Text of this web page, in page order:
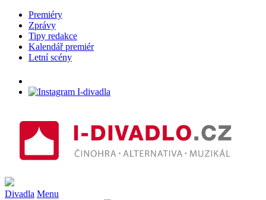
Premiéry
Zprávy
Tipy redakce
Kalendář premiér
Letní scény
Divadla Menu